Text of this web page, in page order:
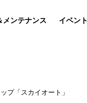
メンテナンス イベント
プ「スカイオート」